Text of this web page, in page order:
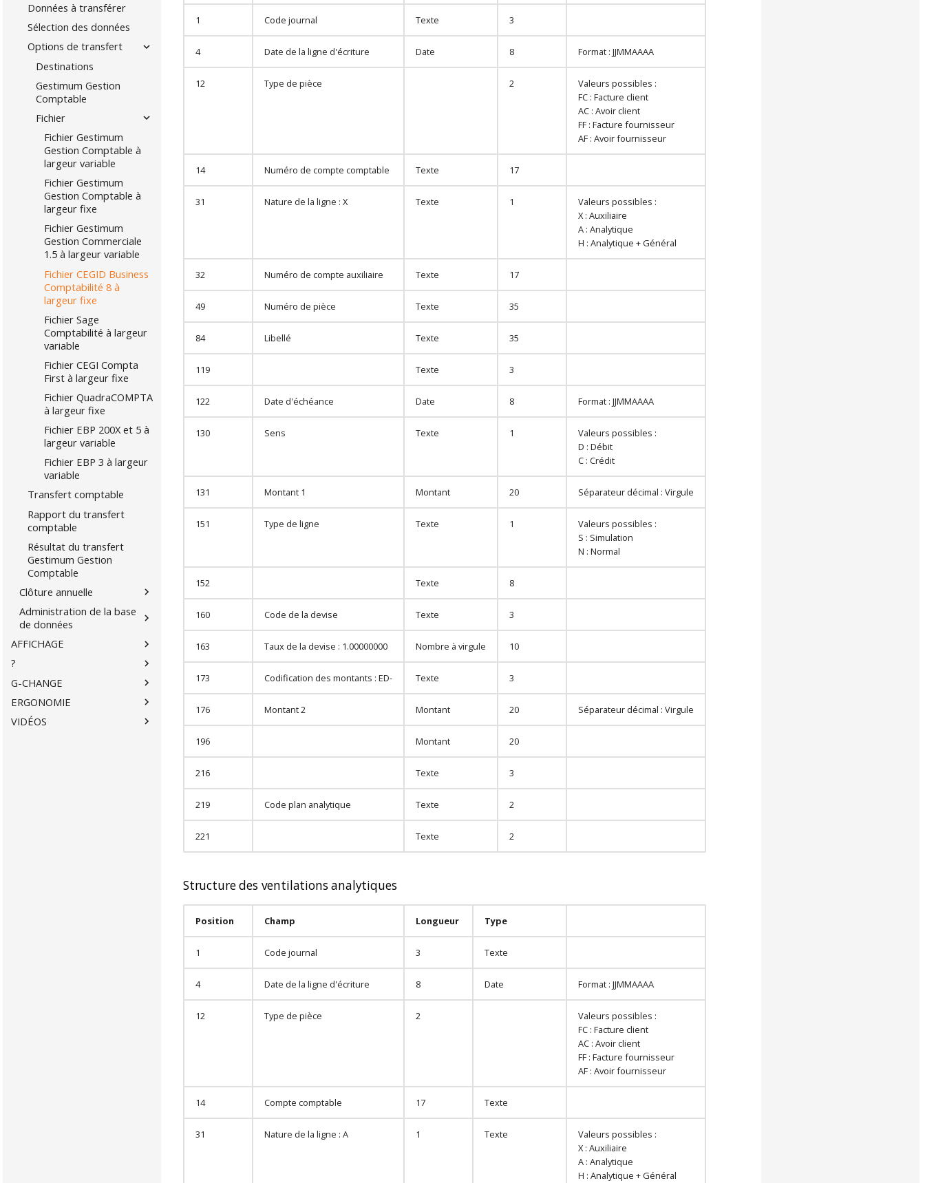
Données à transférer
Sélection des données
Options de transfert
Destinations
Gestimum Gestion
Comptable
Fichier
Fichier Gestimum
Gestion Comptable à
largeur variable
Fichier Gestimum
Gestion Comptable à
largeur fixe
Fichier Gestimum
Gestion Commerciale
1.5 à largeur variable
Fichier CEGID Business
Comptabilité 8 à
largeur fixe
Fichier Sage
Comptabilité à largeur
variable
Fichier CEGI Compta
First à largeur fixe
Fichier QuadraCOMPTA
à largeur fixe
Fichier EBP 200X et 5 à
largeur variable
Fichier EBP 3 à largeur
variable
Transfert comptable
Rapport du transfert
comptable
Résultat du transfert
Gestimum Gestion
Comptable
Clôture annuelle
Administration de la base
de données
AFFICHAGE
?
G-CHANGE
ERGONOMIE
VIDÉOS
1 Code journal Texte 3
4 Date de la ligne d'écriture Date 8 Format : JJMMAAAA
12 Type de pièce 2
Valeurs possibles :
FC : Facture client
AC : Avoir client
FF : Facture fournisseur
AF : Avoir fournisseur
14 Numéro de compte comptable Texte 17
31 Nature de la ligne : X Texte 1
Valeurs possibles :
X : Auxiliaire
A : Analytique
H : Analytique + Général
32 Numéro de compte auxiliaire Texte 17
49 Numéro de pièce Texte 35
84 Libellé Texte 35
119 Texte 3
122 Date d'échéance Date 8 Format : JJMMAAAA
130 Sens Texte 1
Valeurs possibles :
D : Débit
C : Crédit
131 Montant 1 Montant 20 Séparateur décimal : Virgule
151 Type de ligne Texte 1
Valeurs possibles :
S : Simulation
N : Normal
152 Texte 8
160 Code de la devise Texte 3
163 Taux de la devise : 1.00000000 Nombre à virgule 10
173 Codification des montants : ED- Texte 3
176 Montant 2 Montant 20 Séparateur décimal : Virgule
196 Montant 20
216 Texte 3
219 Code plan analytique Texte 2
221 Texte 2
Structure des ventilations analytiques
Position Champ Longueur Type
1 Code journal 3 Texte
4 Date de la ligne d'écriture 8 Date Format : JJMMAAAA
12 Type de pièce 2
Valeurs possibles :
FC : Facture client
AC : Avoir client
FF : Facture fournisseur
AF : Avoir fournisseur
14 Compte comptable 17 Texte
31 Nature de la ligne : A 1 Texte
Valeurs possibles :
X : Auxiliaire
A : Analytique
H : Analytique + Général